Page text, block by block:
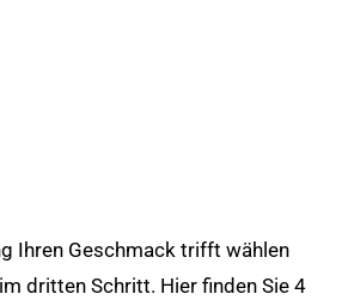
Ihren Geschmack trifft wählen
dritten Schritt. Hier finden Sie 4